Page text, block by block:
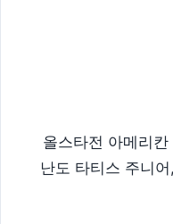
올스타전 아메리
난도 타티스 주니